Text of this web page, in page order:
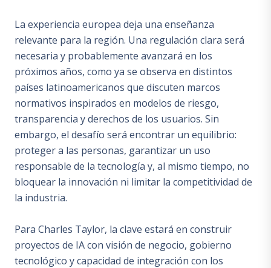
La experiencia europea deja una enseñanza
relevante para la región. Una regulación clara será
necesaria y probablemente avanzará en los
próximos años, como ya se observa en distintos
países latinoamericanos que discuten marcos
normativos inspirados en modelos de riesgo,
transparencia y derechos de los usuarios. Sin
embargo, el desafío será encontrar un equilibrio:
proteger a las personas, garantizar un uso
responsable de la tecnología y, al mismo tiempo, no
bloquear la innovación ni limitar la competitividad de
la industria.
Para Charles Taylor, la clave estará en construir
proyectos de IA con visión de negocio, gobierno
tecnológico y capacidad de integración con los